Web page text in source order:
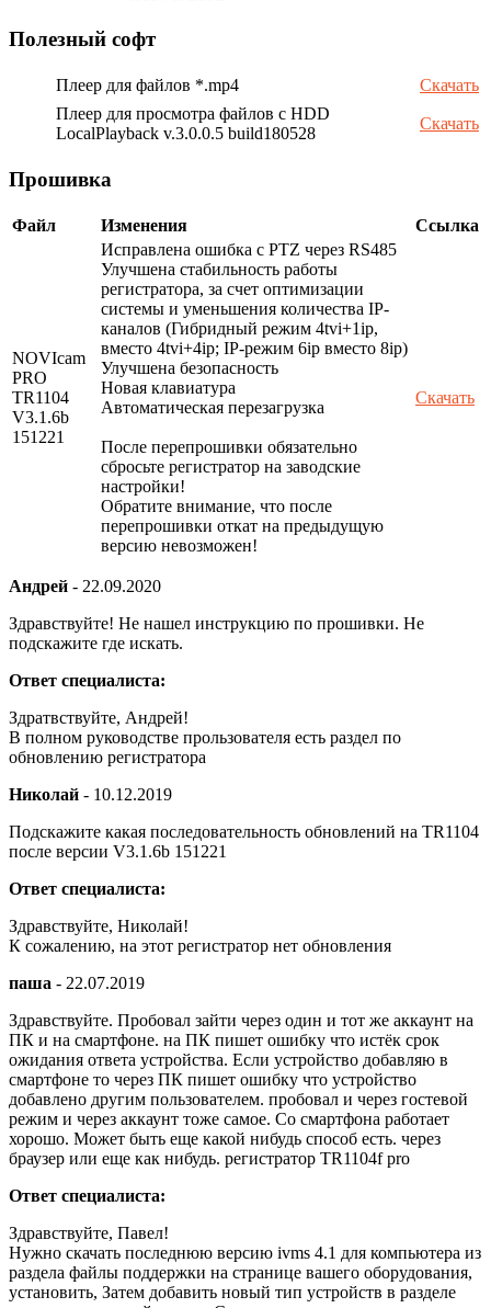
Полезный софт
Плеер для файлов *.mp4
Скачать
Плеер для просмотра файлов с HDD
LocalPlayback v.3.0.0.5 build180528
Скачать
Прошивка
Файл Изменения Ссылка
NOVIcam
PRO
TR1104
V3.1.6b
151221
Исправлена ошибка с PTZ через RS485
Улучшена стабильность работы
регистратора, за счет оптимизации
системы и уменьшения количества IP-
каналов (Гибридный режим 4tvi+1ip,
вместо 4tvi+4ip; IP-режим 6ip вместо 8ip)
Улучшена безопасность
Новая клавиатура
Автоматическая перезагрузка
После перепрошивки обязательно
сбросьте регистратор на заводские
настройки!
Обратите внимание, что после
перепрошивки откат на предыдущую
версию невозможен!
Скачать
Андрей - 22.09.2020
Здравствуйте! Не нашел инструкцию по прошивки. Не
подскажите где искать.
Ответ специалиста:
Здратвствуйте, Андрей!
В полном руководстве прользователя есть раздел по
обновлению регистратора
Николай - 10.12.2019
Подскажите какая последовательность обновлений на TR1104
после версии V3.1.6b 151221
Ответ специалиста:
Здравствуйте, Николай!
К сожалению, на этот регистратор нет обновления
паша - 22.07.2019
Здравствуйте. Пробовал зайти через один и тот же аккаунт на
ПК и на смартфоне. на ПК пишет ошибку что истёк срок
ожидания ответа устройства. Если устройство добавляю в
смартфоне то через ПК пишет ошибку что устройство
добавлено другим пользователем. пробовал и через гостевой
режим и через аккаунт тоже самое. Со смартфона работает
хорошо. Может быть еще какой нибудь способ есть. через
браузер или еще как нибудь. регистратор TR1104f pro
Ответ специалиста:
Здравствуйте, Павел!
Нужно скачать последнюю версию ivms 4.1 для компьютера из
раздела файлы поддержки на странице вашего оборудования,
установить, Затем добавить новый тип устройств в разделе